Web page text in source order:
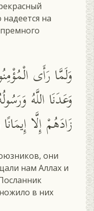
на
وَلَمَّا رَأَى
وَعَدَنَا اللَّهُ
زَادَهُمْ إِلَّا
они
нам Аллах и
в них